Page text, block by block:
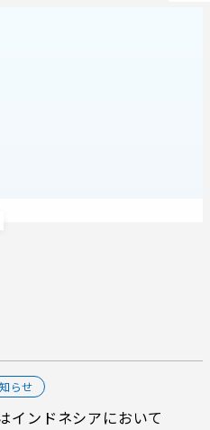
らせ
インドネシアにおいて